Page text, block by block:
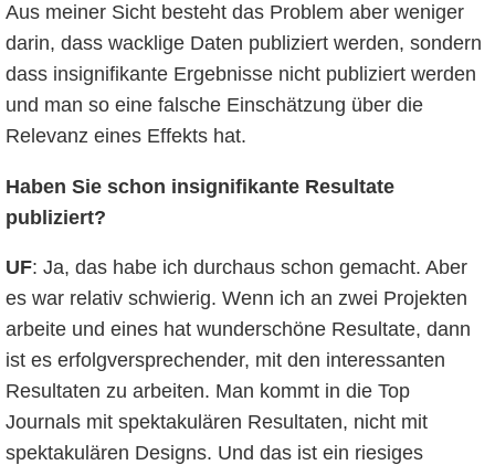
Aus meiner Sicht besteht das Problem aber weniger
darin, dass wacklige Daten publiziert werden, sondern
dass insignifikante Ergebnisse nicht publiziert werden
und man so eine falsche Einschätzung über die
Relevanz eines Effekts hat.
Haben Sie schon insignifikante Resultate
publiziert?
UF: Ja, das habe ich durchaus schon gemacht. Aber
es war relativ schwierig. Wenn ich an zwei Projekten
arbeite und eines hat wunderschöne Resultate, dann
ist es erfolgversprechender, mit den interessanten
Resultaten zu arbeiten. Man kommt in die Top
Journals mit spektakulären Resultaten, nicht mit
spektakulären Designs. Und das ist ein riesiges